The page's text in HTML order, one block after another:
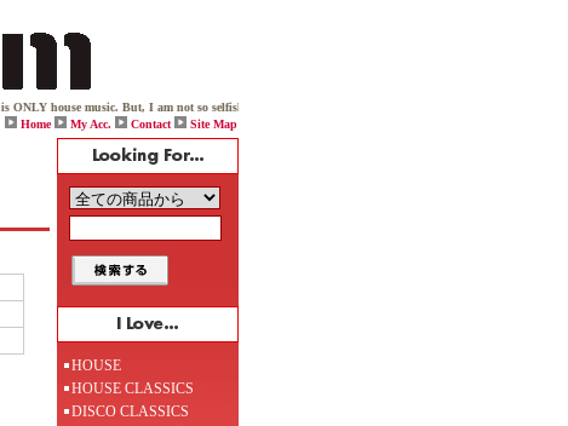
But, I am not so selfish because once you enter my house it then becomes OUR
Home My Acc. Contact Site Map
HOUSE
HOUSE CLASSICS
DISCO CLASSICS